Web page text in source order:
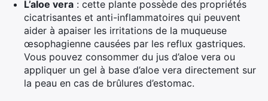
L’aloe vera : cette plante possède des propriétés
cicatrisantes et anti-inflammatoires qui peuvent
aider à apaiser les irritations de la muqueuse
œsophagienne causées par les reflux gastriques.
Vous pouvez consommer du jus d’aloe vera ou
appliquer un gel à base d’aloe vera directement sur
la peau en cas de brûlures d’estomac.
×